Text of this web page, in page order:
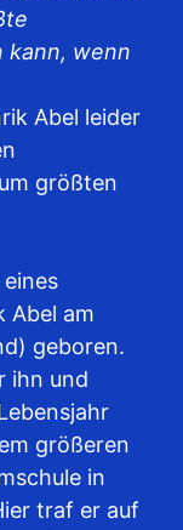
kann, wenn
Abel leider
größten
Abel am
geboren.
ihn und
größeren
in
traf er auf